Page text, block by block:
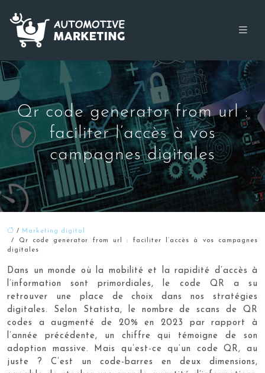
Qr code generator from url :
faciliter l’accès à vos
campagnes digitales
/
Marketing digital
/ Qr code generator from url : faciliter l’accès à vos campagnes
digitales
Dans un monde où la mobilité et la rapidité d’accès à
l’information sont primordiales, le code QR a su
retrouver une place de choix dans nos stratégies
digitales. Selon Statista, le nombre de scans de QR
codes a augmenté de 20% en 2023 par rapport à
l’année précédente, un chiffre qui témoigne de son
adoption massive. Mais qu’est-ce qu’un code QR, au
juste ? C’est un code-barres en deux dimensions,